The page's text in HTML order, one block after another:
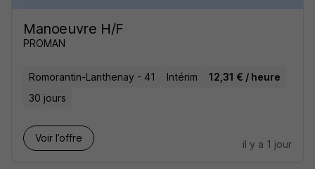
Manoeuvre H/F
PROMAN
Romorantin-Lanthenay - 41 Intérim
12,31 € / heure
30 jours
Voir l’offre
il y a 1 jour